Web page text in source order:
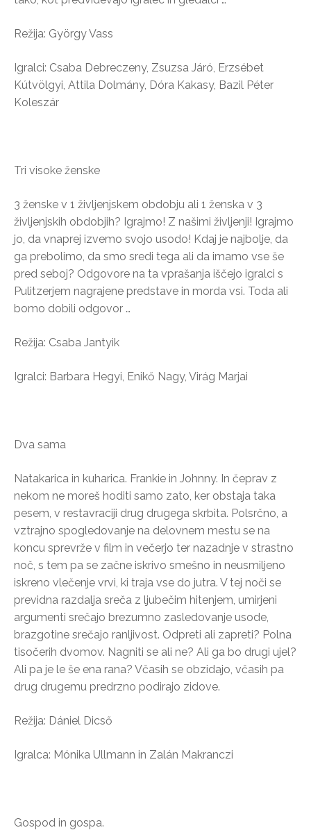
Režija: György Vass
Igralci: Csaba Debreczeny, Zsuzsa Járó, Erzsébet
Kútvölgyi, Attila Dolmány, Dóra Kakasy, Bazil Péter
Koleszár
Tri visoke ženske
3 ženske v 1 življenjskem obdobju ali 1 ženska v 3
življenjskih obdobjih? Igrajmo! Z našimi življenji! Igrajmo
jo, da vnaprej izvemo svojo usodo! Kdaj je najbolje, da
ga prebolimo, da smo sredi tega ali da imamo vse še
pred seboj? Odgovore na ta vprašanja iščejo igralci s
Pulitzerjem nagrajene predstave in morda vsi. Toda ali
bomo dobili odgovor …
Režija: Csaba Jantyik
Igralci: Barbara Hegyi, Enikő Nagy, Virág Marjai
Dva sama
Natakarica in kuharica. Frankie in Johnny. In čeprav z
nekom ne moreš hoditi samo zato, ker obstaja taka
pesem, v restavraciji drug drugega skrbita. Polsrčno, a
vztrajno spogledovanje na delovnem mestu se na
koncu sprevrže v film in večerjo ter nazadnje v strastno
noč, s tem pa se začne iskrivo smešno in neusmiljeno
iskreno vlečenje vrvi, ki traja vse do jutra. V tej noči se
previdna razdalja sreča z ljubečim hitenjem, umirjeni
argumenti srečajo brezumno zasledovanje usode,
brazgotine srečajo ranljivost. Odpreti ali zapreti? Polna
tisočerih dvomov. Nagniti se ali ne? Ali ga bo drugi ujel?
Ali pa je le še ena rana? Včasih se obzidajo, včasih pa
drug drugemu predrzno podirajo zidove.
Režija: Dániel Dicső
Igralca: Mónika Ullmann in Zalán Makranczi
Gospod in gospa.